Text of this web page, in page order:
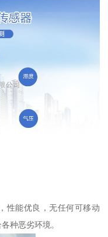
性能优良，无任何可移动
种恶劣环境。